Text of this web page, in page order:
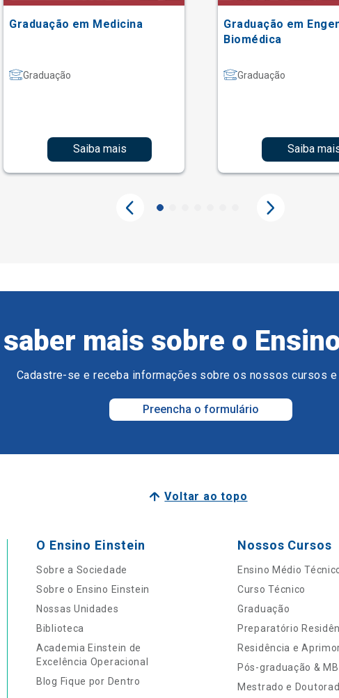
Graduação em Medicina
Graduação
Saiba mais
Graduação em
Biomédica
Graduação
Saiba
mais sobre o
Cadastre-se e receba informações sobre os nossos cursos e
Preencha o formulário
Voltar ao topo
O Ensino Einstein
Sobre a Sociedade
Sobre o Ensino Einstein
Nossas Unidades
Biblioteca
Academia Einstein de
Excelência Operacional
Blog Fique por Dentro
Nossos Cursos
Ensino Médio
Curso Técnico
Graduação
Preparatório
Residência e
Pós-graduação &
Mestrado e